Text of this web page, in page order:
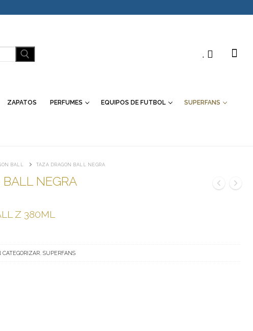
.
ZAPATOS PERFUMES EQUIPOS DE FUTBOL SUPERFANS
BALL TAZA DRAGON BALL NEGRA
NEGRA
Z 380ML
CATEGORIZAR SUPERFANS